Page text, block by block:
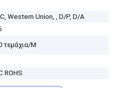
Western Union, , D/P, D/A
τεμάχια/Μ
ROHS